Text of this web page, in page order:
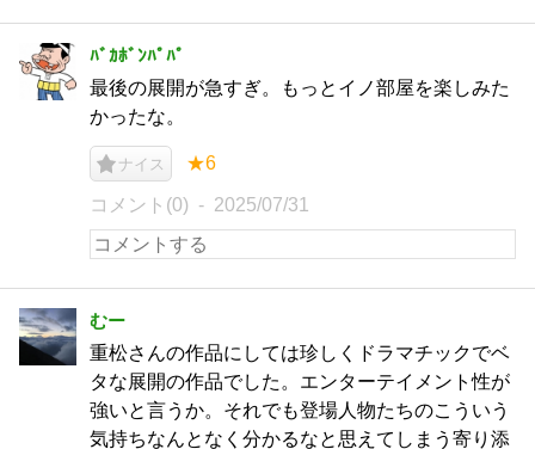
ﾊﾞｶﾎﾞﾝﾊﾟﾊﾟ
最後の展開が急すぎ。もっとイノ部屋を楽しみた
かったな。
ナイス ★6
コメント(0) 2025/07/31
むー
重松さんの作品にしては珍しくドラマチックでベ
タな展開の作品でした。エンターテイメント性が
強いと言うか。それでも登場人物たちのこういう
気持ちなんとなく分かるなと思えてしまう寄り添